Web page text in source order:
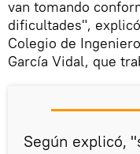
van tomando
dificultades",
Colegio de
García Vidal, que
Según explicó,